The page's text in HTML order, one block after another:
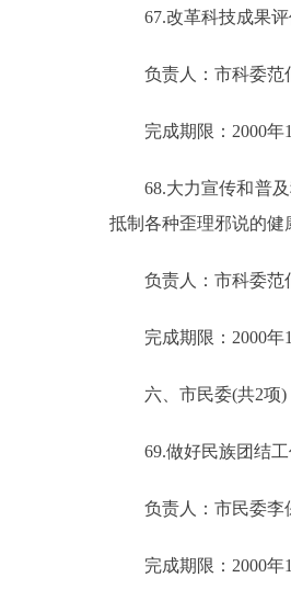
67.改革科技成果评
负责人：市科委范
完成期限：2000年
68.大力宣传和普及
抵制各种歪理邪说的健
负责人：市科委范
完成期限：2000年
六、市民委(共2项)
69.做好民族团结工
负责人：市民委李
完成期限：2000年